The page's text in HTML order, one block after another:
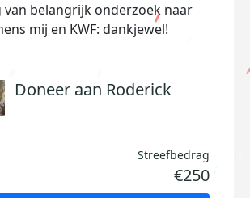
belangrijk onderzoek naar
mij en KWF: dankjewel!
Doneer aan Roderick
Streefbedrag
€250